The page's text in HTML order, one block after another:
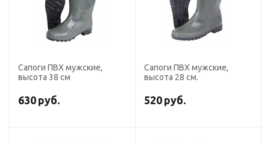
Сапоги ПВХ мужские,
высота 38 см
630 руб.
Сапоги ПВХ мужские,
высота 28 см.
520 руб.